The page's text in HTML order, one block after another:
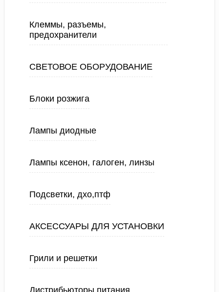
Клеммы, разъемы,
предохранители
СВЕТОВОЕ ОБОРУДОВАНИЕ
Блоки розжига
Лампы диодные
Лампы ксенон, галоген, линзы
Подсветки, дхо,птф
АКСЕССУАРЫ ДЛЯ УСТАНОВКИ
Грили и решетки
Дистрибьюторы питания